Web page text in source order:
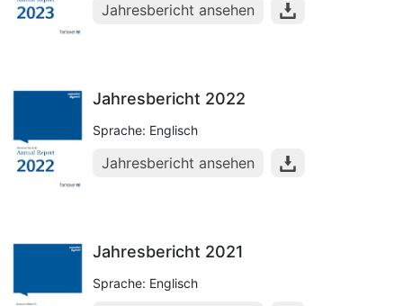
Jahresbericht ansehen
Jahresbericht 2022
Sprache: Englisch
Jahresbericht ansehen
Jahresbericht 2021
Sprache: Englisch